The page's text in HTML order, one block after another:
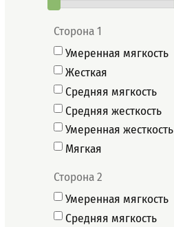
Сторона 1
Умеренная мягкость
Жесткая
Средняя мягкость
Средняя жесткость
Умеренная жесткость
Мягкая
Сторона 2
Умеренная мягкость
Средняя мягкость